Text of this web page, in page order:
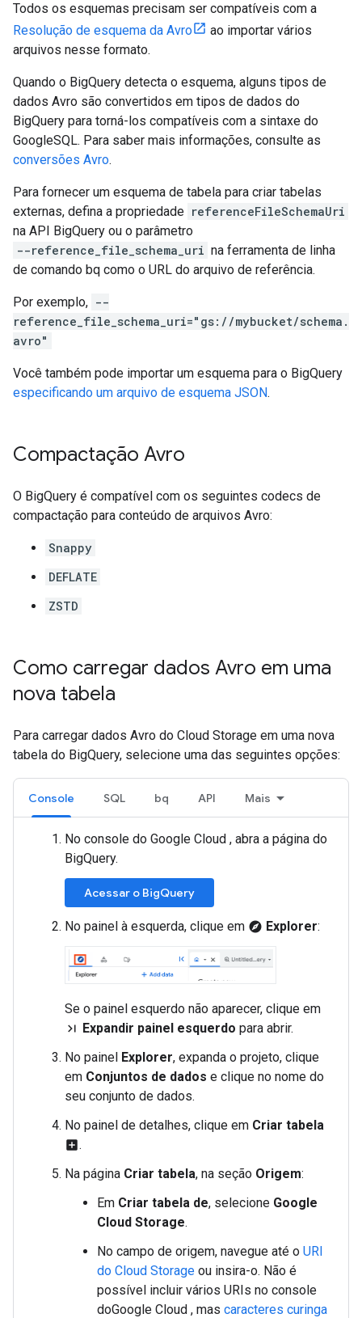
Todos os esquemas precisam ser compatíveis com a
Resolução de esquema da Avro
ao importar vários
arquivos nesse formato.
Quando o BigQuery detecta o esquema, alguns tipos de
dados Avro são convertidos em tipos de dados do
BigQuery para torná-los compatíveis com a sintaxe do
GoogleSQL. Para saber mais informações, consulte as
conversões Avro.
Para fornecer um esquema de tabela para criar tabelas
externas, defina a propriedade referenceFileSchemaUri
na API BigQuery ou o parâmetro
--reference_file_schema_uri na ferramenta de linha
de comando bq como o URL do arquivo de referência.
Por exemplo, --
reference_file_schema_uri="gs://mybucket/schema.
avro"
Você também pode importar um esquema para o BigQuery
especificando um arquivo de esquema JSON.
Compactação Avro
O BigQuery é compatível com os seguintes codecs de
compactação para conteúdo de arquivos Avro:
Snappy
DEFLATE
ZSTD
Como carregar dados Avro em uma
nova tabela
Para carregar dados Avro do Cloud Storage em uma nova
tabela do BigQuery, selecione uma das seguintes opções:
Console SQL bq API Mais
No console do Google Cloud , abra a página do
BigQuery.
Acessar o BigQuery
No painel à esquerda, clique em explore Explorer:
Se o painel esquerdo não aparecer, clique em
last_page Expandir painel esquerdo para abrir.
No painel Explorer, expanda o projeto, clique
em Conjuntos de dados e clique no nome do
seu conjunto de dados.
No painel de detalhes, clique em Criar tabela
add_box.
Na página Criar tabela, na seção Origem:
Em Criar tabela de, selecione Google
Cloud Storage.
No campo de origem, navegue até o URI
do Cloud Storage ou insira-o. Não é
possível incluir vários URIs no console
doGoogle Cloud , mas caracteres curinga